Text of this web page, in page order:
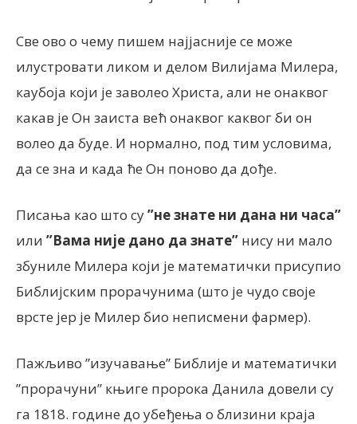
Све ово о чему пишем најјасније се може
илустровати ликом и делом Вилијама Милера,
каубоја који је заволео Христа, али не онаквог
какав је Он заиста већ онаквог каквог би он
волео да буде. И нормално, под тим условима,
да се зна и када ће Он поново да дође.
Писања као што су”не знате ни дана ни часа”
или ”Вама није дано да знате” нису ни мало
збуниле Милера који је математички присупио
Библијским прорачунима (што је чудо своје
врсте јер је Милер био неписмени фармер).
Пажљиво ”изучавање” Библије и математички
”прорачуни” књиге пророка Данила довели су
га 1818. године до убеђења о близини краја